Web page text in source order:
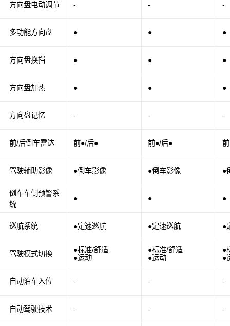
方向盘电动调节
多功能方向盘
方向盘换挡
方向盘加热
方向盘记忆
前/后倒车雷达
驾驶辅助影像
倒车车侧预警系
统
巡航系统
驾驶模式切换
自动泊车入位
自动驾驶技术
- - -
● ● ●
● ● ●
● ● ●
- - -
前●/后● 前●/后●
●倒车影像 ●倒车影像 ●
● ● ●
●定速巡航 ●定速巡航 ●
●标准/舒适
●运动
●标准/舒适
●运动
●
●
- - -
- - -